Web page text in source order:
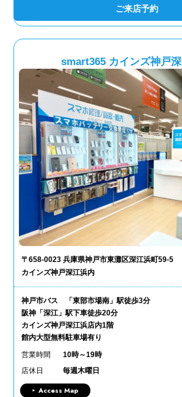
ご来店予約
smart365 カインズ神戸
〒658-0023 兵庫県神戸市東灘区深江浜町59-5
カインズ神戸深江浜内
神戸市バス 「東部市場南」駅徒歩3分
阪神「深江」駅下車徒歩20分
カインズ神戸深江浜店内1階
館内大型無料駐車場有り
営業時間
10時～19時
店休日
毎週木曜日
Access Map